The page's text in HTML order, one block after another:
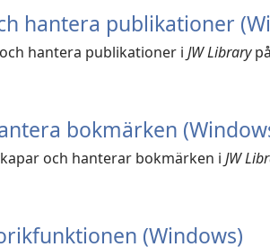
hantera publikationer
hantera publikationer i JW Library
bokmärken
och hanterar bokmärken i JW
(Windows)